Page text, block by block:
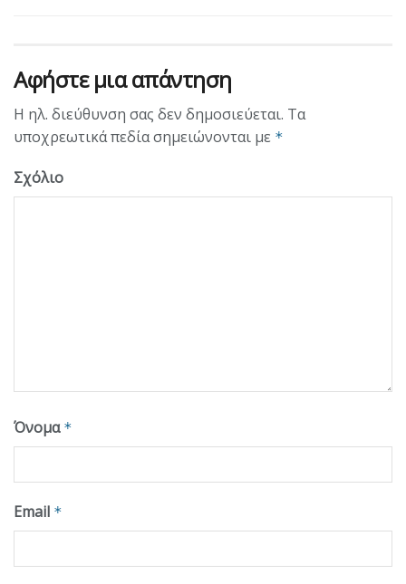
Αφήστε μια απάντηση
Η ηλ. διεύθυνση σας δεν δημοσιεύεται. Τα
υποχρεωτικά πεδία σημειώνονται με *
Σχόλιο
Όνομα *
Email *